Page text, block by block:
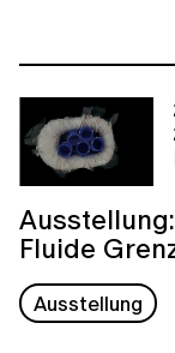
Ausstellung:
Fluide
Ausstellung